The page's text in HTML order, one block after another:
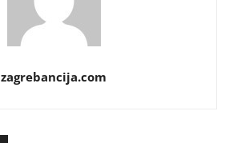
zagrebancija.com